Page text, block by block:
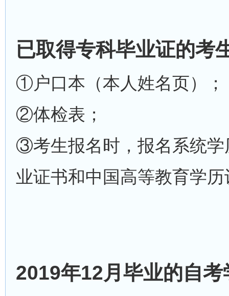
已取得专科毕业证的考
①户口本（本人姓名页）；
②体检表；
③考生报名时，报名系统学
业证书和中国高等教育学
2019年12月毕业的自考